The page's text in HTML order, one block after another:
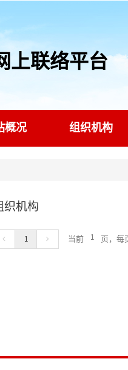
上联络平台
概况 组织机构
织机构
1 当前 页，每